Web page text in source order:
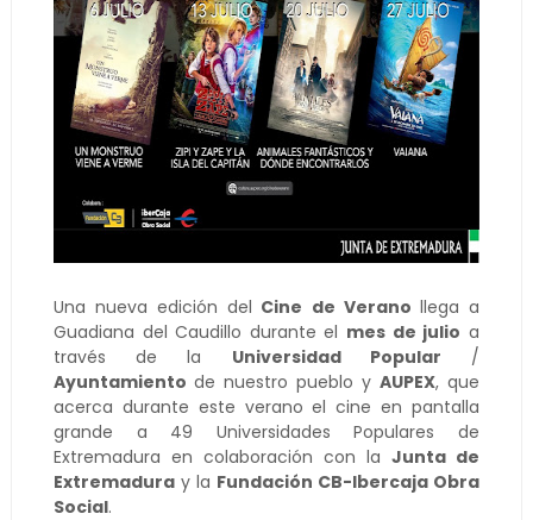
Una nueva edición del Cine de Verano llega a
Guadiana del Caudillo durante el mes de julio a
través de la Universidad Popular /
Ayuntamiento de nuestro pueblo yAUPEX, que
acerca durante este verano el cine en pantalla
grande a 49 Universidades Populares de
Extremadura en colaboración con laJunta de
Extremaduray la Fundación CB-Ibercaja Obra
Social.